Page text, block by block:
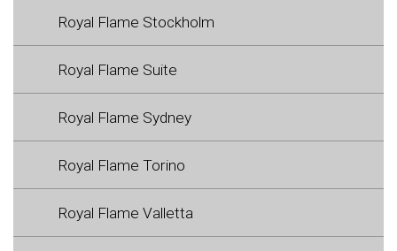
Royal Flame Stockholm
Royal Flame Suite
Royal Flame Sydney
Royal Flame Torino
Royal Flame Valletta